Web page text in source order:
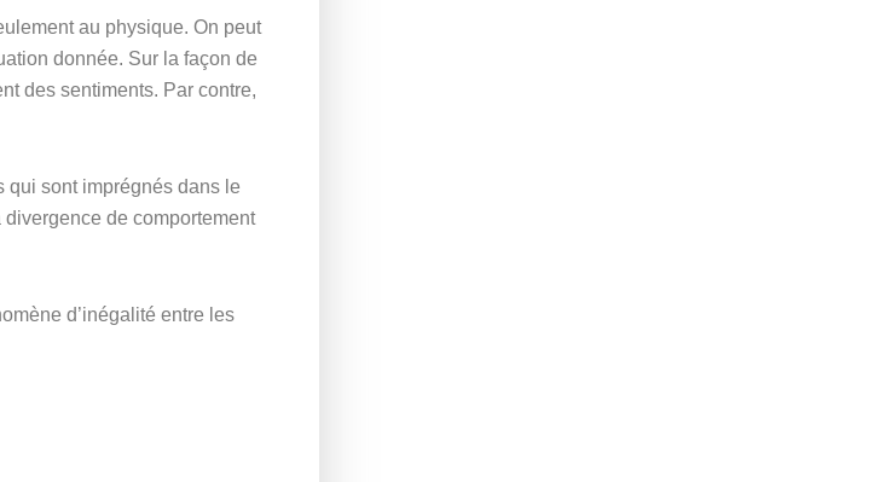
au physique. On peut
donnée. Sur la façon de
des sentiments. Par contre,
qui sont imprégnés dans le
divergence de comportement
d’inégalité entre les